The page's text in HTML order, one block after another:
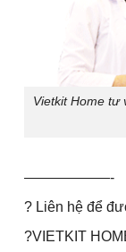
Vietkit Home tư
——————-
? Liên hệ để
?VIETKIT